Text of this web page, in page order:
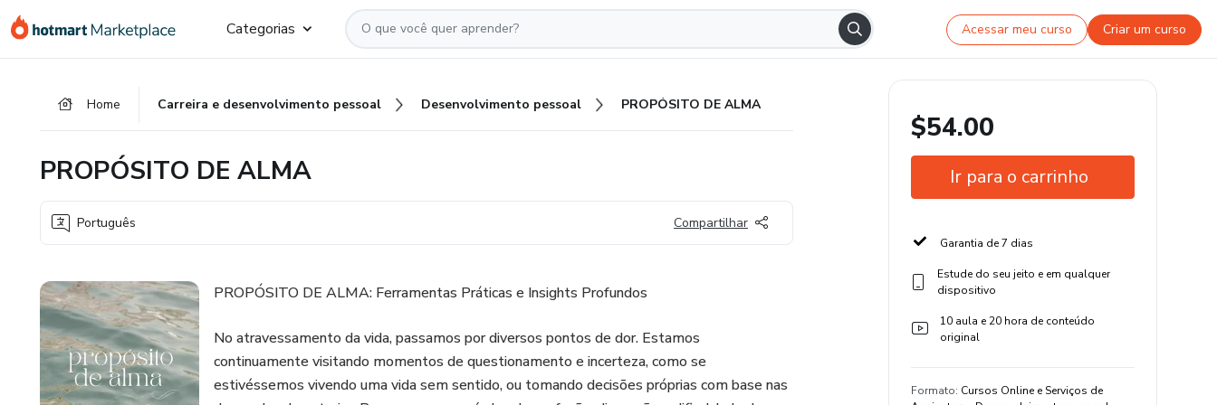
para
para
para
Categorias Acessar meu curso Criar um curso
Home Carreira e desenvolvimento pessoal Desenvolvimento pessoal PROPÓSITO DE ALMA
PROPÓSITO DE ALMA
Português Compartilhar
PROPÓSITO DE ALMA: Ferramentas Práticas e Insights Profundos
No atravessamento da vida, passamos por diversos pontos de dor. Estamos
continuamente visitando momentos de questionamento e incerteza, como se
estivéssemos vivendo uma vida sem sentido, ou tomando decisões próprias com base nas
$54.00
Ir para o carrinho
Garantia de 7 dias
Estude do seu jeito e em qualquer
dispositivo
10 aula e 20 hora de conteúdo
original
Formato: Cursos Online e Serviços de